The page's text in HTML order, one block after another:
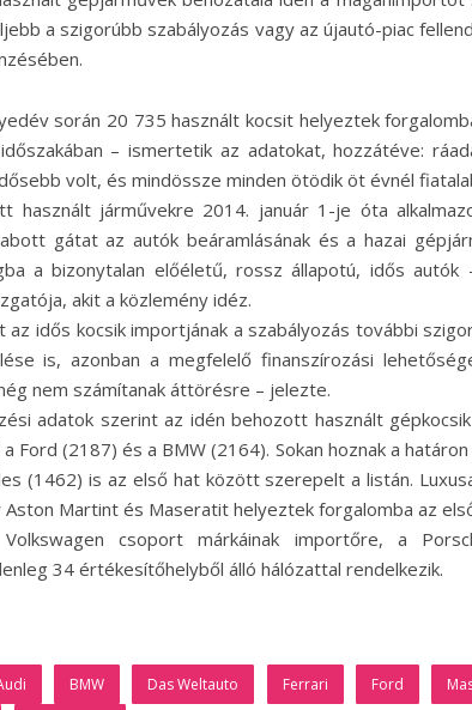
a szigorúbb szabályozás vagy az újautó-piac
során 20 735 használt kocsit helyeztek
– ismertetik az adatokat, hozzátéve:
volt, és mindössze minden ötödik öt évnél
használt járművekre 2014. január 1-je óta
gátat az autók beáramlásának és a hazai
a bizonytalan előéletű, rossz állapotú, idős
akit a közlemény idéz.
az idős kocsik importjának a szabályozás további
is, azonban a megfelelő finanszírozási
nem számítanak áttörésre – jelezte.
adatok szerint az idén behozott használt
Ford (2187) és a BMW (2164). Sokan hoznak a
(1462) is az első hat között szerepelt a listán.
Martint és Maseratit helyeztek forgalomba az
csoport márkáinak importőre, a
34 értékesítőhelyből álló hálózattal rendelkezik.
BMW Das Weltauto Ferrari Ford